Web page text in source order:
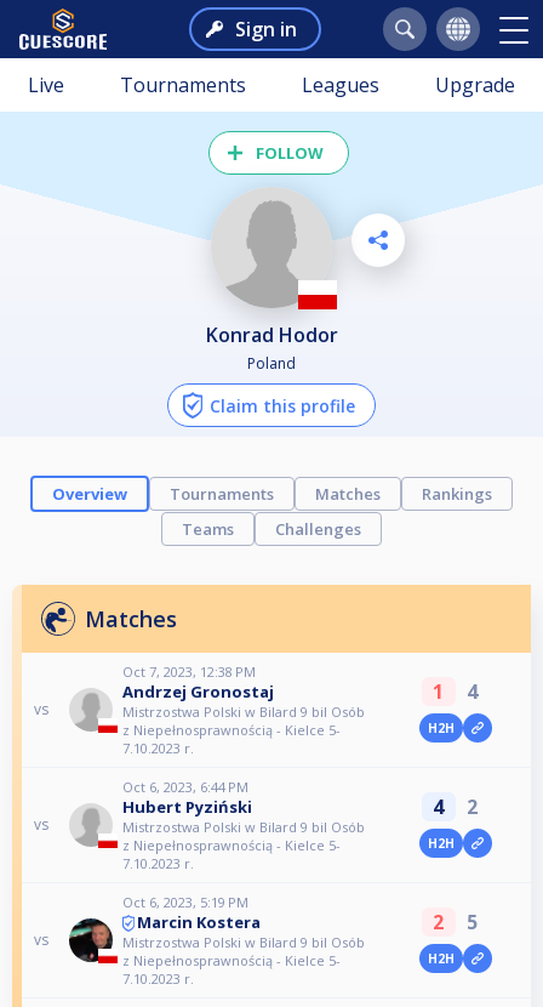
Sign in
Live Tournaments Leagues Upgrade
FOLLOW
Konrad Hodor
Poland
Claim this profile
Overview Tournaments Matches
Rankings
Teams
Challenges
Matches
vs
Oct 7, 2023, 12:38 PM
Andrzej Gronostaj
Mistrzostwa Polski w Bilard 9 bil Osób
z Niepełnosprawnością - Kielce 5-
7.10.2023 r.
1 4
H2H
vs
Oct 6, 2023, 6:44 PM
Hubert Pyziński
Mistrzostwa Polski w Bilard 9 bil Osób
z Niepełnosprawnością - Kielce 5-
7.10.2023 r.
4 2
H2H
vs
Oct 6, 2023, 5:19 PM
Marcin Kostera
Mistrzostwa Polski w Bilard 9 bil Osób
z Niepełnosprawnością - Kielce 5-
7.10.2023 r.
2 5
H2H